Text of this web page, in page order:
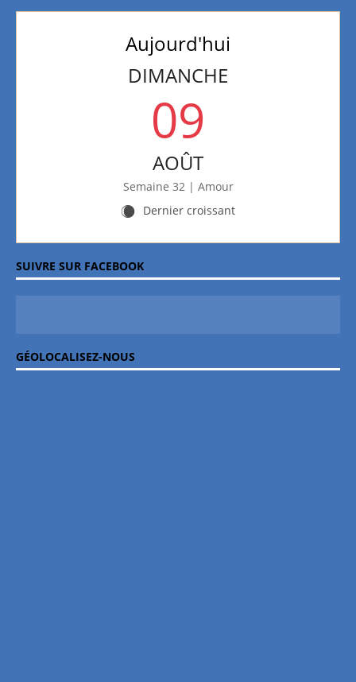
Aujourd'hui
DIMANCHE
09
AOÛT
Semaine 32 | Amour
X Dernier croissant
SUIVRE SUR FACEBOOK
GÉOLOCALISEZ-NOUS